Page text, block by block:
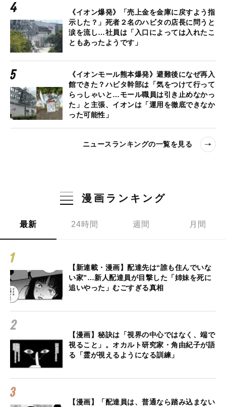
《イオン爆発》「売上金を金庫に戻すよう指
示した？」死者２名のハビタの店長に問うと
涙を流し…社員は「入口によっては入れたこ
ともあったようです」
《イオンモール熊本爆発》避難後になぜ再入
館できた？ハビタ幹部は「気をつけて行って
らっしゃいと…モール職員は引き止めなかっ
た」と主張、イオンは「運用を徹底できなか
った可能性」
ニュースランキングの一覧を見る
漫画ランキング
最新 24時間 週間 月間
【新連載・漫画】配達先は“誰も住んでいな
い家”…新人配達員が目撃した「姉妹を死に
追いやった」むごすぎる真相
【漫画】秘訣は「視界の中心ではなく、端で
視ること」。オカルト研究家・角由紀子が語
る「霊が視えるようになる訓練」
【漫画】「配達員は、普通なら踏み込まない